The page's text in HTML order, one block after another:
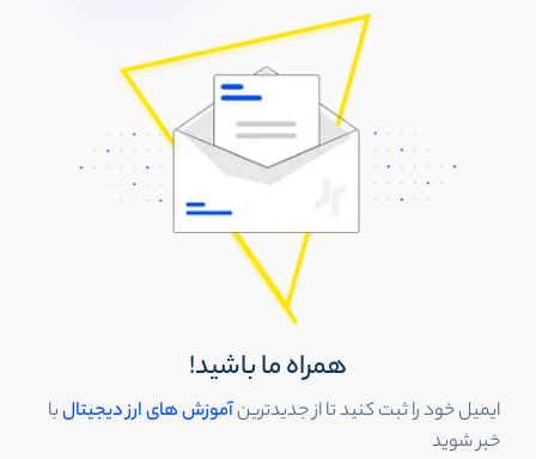
همراه ما باشید!
ایمیل خود را ثبت کنید تا از جدیدترینآموزش های ارز دیجیتالبا
خبر شوید